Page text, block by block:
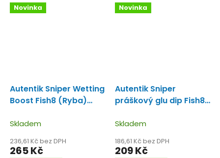
Novinka
Autentik Sniper Wetting
Boost Fish8 (Ryba)
Skladem
236,61 Kč bez DPH
265 Kč
Novinka
Autentik Sniper
práškový glu dip Fish8
mouček.
Skladem
186,61 Kč bez DPH
209 Kč